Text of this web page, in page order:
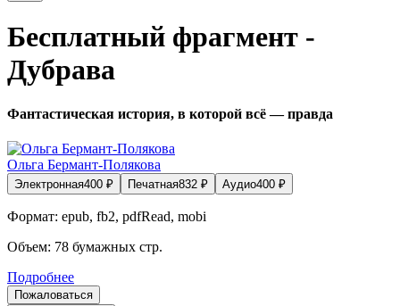
Бесплатный фрагмент -
Дубрава
Фантастическая история, в которой всё — правда
Ольга Бермант-Полякова
Электронная400 ₽ Печатная832 ₽ Аудио400 ₽
Формат: epub, fb2, pdfRead, mobi
Объем: 78 бумажных стр.
Подробнее
Пожаловаться